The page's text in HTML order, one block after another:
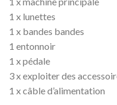
1 x lunettes
1 x bandes bandes
1 entonnoir
1 x pédale
3 x exploiter des
1 x câble d’alimentation